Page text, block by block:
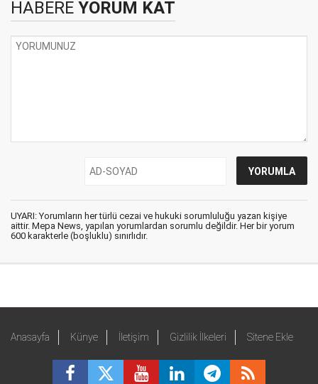
HABERE YORUM KAT
UYARI: Yorumların her türlü cezai ve hukuki sorumluluğu yazan kişiye
aittir. Mepa News, yapılan yorumlardan sorumlu değildir. Her bir yorum
600 karakterle (boşluklu) sınırlıdır.
Anasayfa Künye İletişim Gizlilik İlkeleri Sitene Ekle